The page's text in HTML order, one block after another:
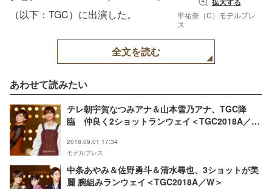
平祐奈（C）モデルプレ
ス
（以下：TGC）に出演した。
全文を読む
あわせて読みたい
テレ朝宇賀なつみアナ＆山本雪乃アナ、TGC降
臨 仲良く2ショットランウェイ＜TGC2018A／W
2018.09.01 17:34
モデルプレス
中条あやみ＆佐野勇斗＆清水尋也、3ショットが美
麗 腕組みランウェイ＜TGC2018A／W＞